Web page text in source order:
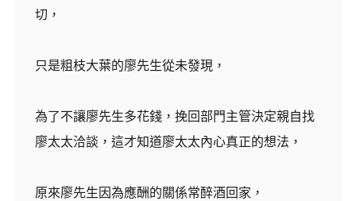
切，
只是粗枝大葉的廖先生從未發現，
為了不讓廖先生多花錢，挽回部門主管決定親自找
廖太太洽談，這才知道廖太太內心真正的想法，
原來廖先生因為應酬的關係常醉酒回家，